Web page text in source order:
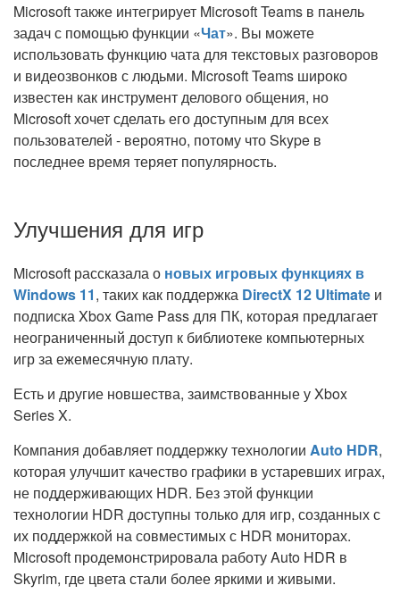
Microsoft также интегрирует Microsoft Teams в панель
задач с помощью функции «Чат». Вы можете
использовать функцию чата для текстовых разговоров
и видеозвонков с людьми. Microsoft Teams широко
известен как инструмент делового общения, но
Microsoft хочет сделать его доступным для всех
пользователей - вероятно, потому что Skype в
последнее время теряет популярность.
Улучшения для игр
Microsoft рассказала о новых игровых функциях в
Windows 11, таких как поддержка DirectX 12 Ultimate и
подписка Xbox Game Pass для ПК, которая предлагает
неограниченный доступ к библиотеке компьютерных
игр за ежемесячную плату.
Есть и другие новшества, заимствованные у Xbox
Series X.
Компания добавляет поддержку технологии Auto HDR,
которая улучшит качество графики в устаревших играх,
не поддерживающих HDR. Без этой функции
технологии HDR доступны только для игр, созданных с
их поддержкой на совместимых с HDR мониторах.
Microsoft продемонстрировала работу Auto HDR в
Skyrim, где цвета стали более яркими и живыми.